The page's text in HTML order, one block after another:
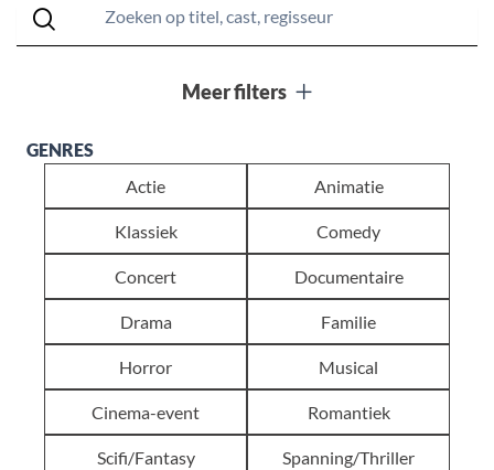
Meer filters
GENRES
Actie
Animatie
Klassiek Comedy
Concert Documentaire
Drama Familie
Horror Musical
Cinema-event Romantiek
Scifi/Fantasy Spanning/Thriller